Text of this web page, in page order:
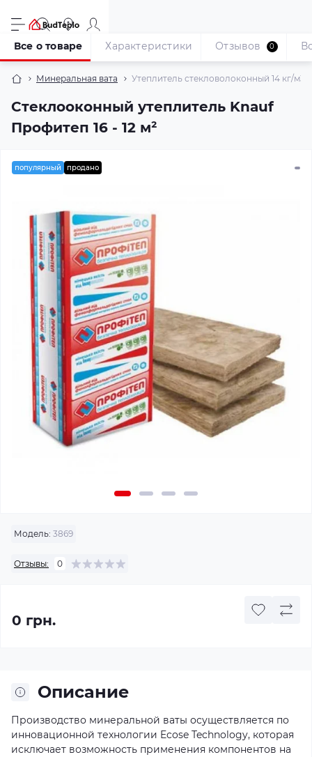
Минеральная вата Утеплитель стекловолоконный 14 кг/м3
Стеклооконный утеплитель Knauf
Профитеп 16 - 12 м²
Все о товаре Характеристики Отзывов 0
популярный продано
Модель: 3869
Отзывы: 0
0 грн.
Описание
Производство минеральной ваты осуществляется по
инновационной технологии Ecose Technology, которая
исключает возможность применения компонентов на